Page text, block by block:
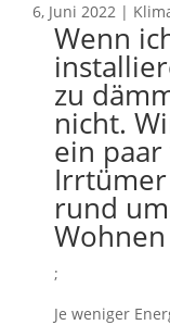
6, Juni 2022 |
Wenn
zu
nicht.
ein
rund
;
Je weniger